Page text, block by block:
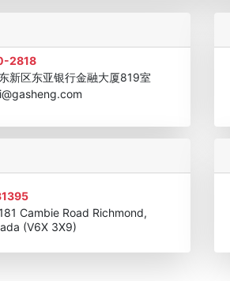
牌
团队 美国投资移民中介机构30强
区东亚银行金融大厦819室
Cambie Road Richmond,
(V6X 3X9)